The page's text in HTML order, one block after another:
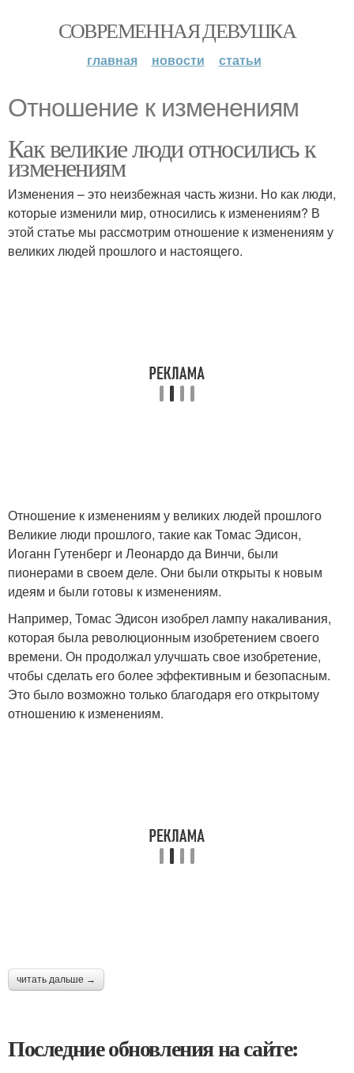
СОВРЕМЕННАЯ ДЕВУШКА
главная новости статьи
Отношение к изменениям
Как великие люди относились к
изменениям
Изменения – это неизбежная часть жизни. Но как люди,
которые изменили мир, относились к изменениям? В
этой статье мы рассмотрим отношение к изменениям у
великих людей прошлого и настоящего.
Отношение к изменениям у великих людей прошлого
Великие люди прошлого, такие как Томас Эдисон,
Иоганн Гутенберг и Леонардо да Винчи, были
пионерами в своем деле. Они были открыты к новым
идеям и были готовы к изменениям.
Например, Томас Эдисон изобрел лампу накаливания,
которая была революционным изобретением своего
времени. Он продолжал улучшать свое изобретение,
чтобы сделать его более эффективным и безопасным.
Это было возможно только благодаря его открытому
отношению к изменениям.
читать дальше →
Последние обновления на сайте: